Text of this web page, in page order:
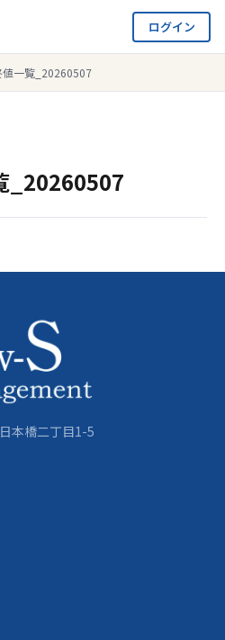
ログイン
値一覧_20260507
_20260507
本橋二丁目1-5